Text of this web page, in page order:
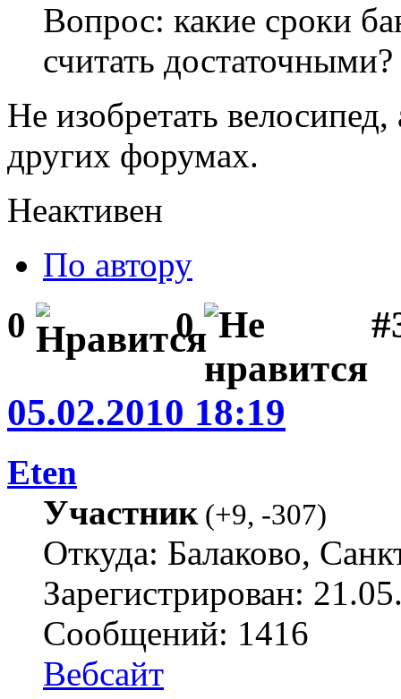
Вопрос: какие сроки
считать достаточными?
Не изобретать
других форумах.
Неактивен
По автору
0 0
05.02.2010 18:19
Eten
Участник(+9, -307)
Откуда: Балаково,
Зарегистрирован:
Сообщений: 1416
Вебсайт